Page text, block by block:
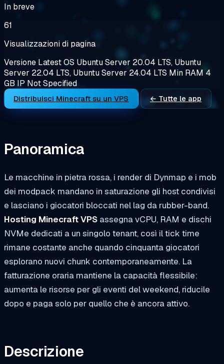
In breve
61
Visualizzazioni di pagina
Versione LatestOS Ubuntu Server 20.04 LTS, Ubuntu
Server 22.04 LTS, Ubuntu Server 24.04 LTS Min RAM4
GBIP Not Specified
Distribuisci Minecraft su un VPS ← Tutte le app
Panoramica
Le macchine in pietra rossa, i render di Dynmap e i mob
dei modpack mandano in saturazione gli host condivisi
e lasciano i giocatori bloccati nel lag da rubber-band.
Hosting Minecraft VPS assegna vCPU, RAM e dischi
NVMe dedicati a un singolo tenant, così il tick time
rimane costante anche quando cinquanta giocatori
esplorano nuovi chunk contemporaneamente. La
fatturazione oraria mantiene la capacità flessibile:
aumenta le risorse per gli eventi del weekend, riducile
dopo e paga solo per quello che è ancora attivo.
Descrizione